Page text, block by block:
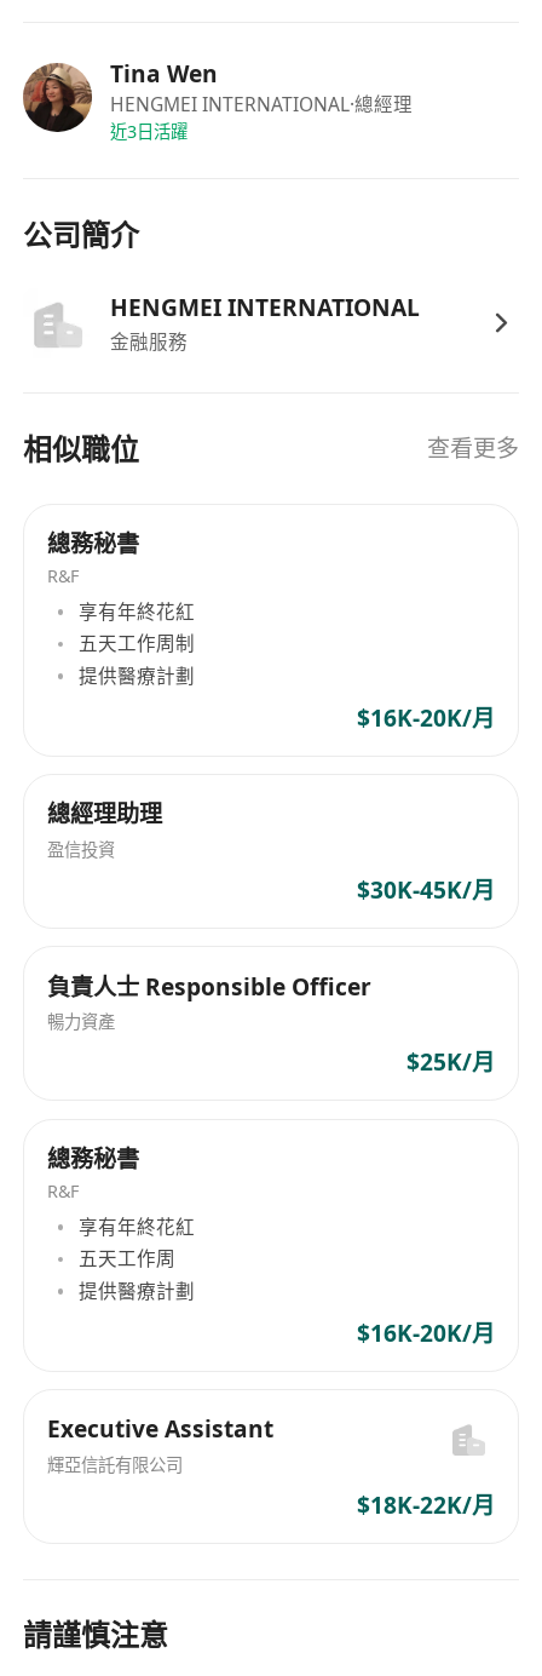
年終獎金。
享法定公眾假期，另設有年假、婚假、產假及侍
產假等合規假期安排。
提供在職培訓及發展機會，支持員工持續學習與
良好工作氛圍，重視員工意見與工作生活平衡，
促進穩定長遠發展。
Tina Wen
HENGMEI INTERNATIONAL·總經理
近3日活躍
公司簡介
HENGMEI INTERNATIONAL
金融服務
相似職位 查看更多
總務秘書
R&F
享有年終花紅
五天工作周制
提供醫療計劃
$16K-20K/月
總經理助理
盈信投資
$30K-45K/月
負責人士 Responsible Officer
暢力資產
$25K/月
總務秘書
R&F
享有年終花紅
五天工作周
提供醫療計劃
$16K-20K/月
Executive Assistant
輝亞信託有限公司
$18K-22K/月
請謹慎注意